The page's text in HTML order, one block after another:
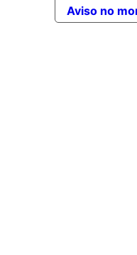
Aviso no